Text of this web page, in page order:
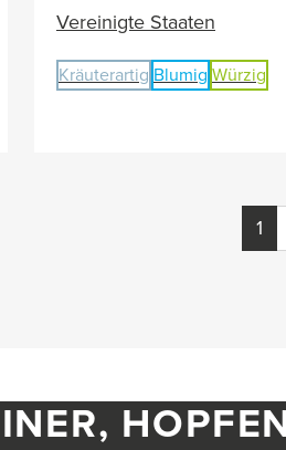
Vereinigte Staaten
Kräuterartig Blumig Würzig
1